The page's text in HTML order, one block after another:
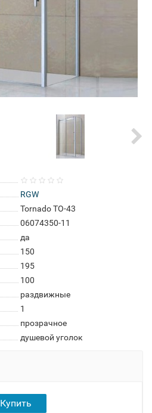
RGW
Tornado TO-43
06074350-11
да
150
195
100
раздвижные
1
прозрачное
душевой уголок
Купить